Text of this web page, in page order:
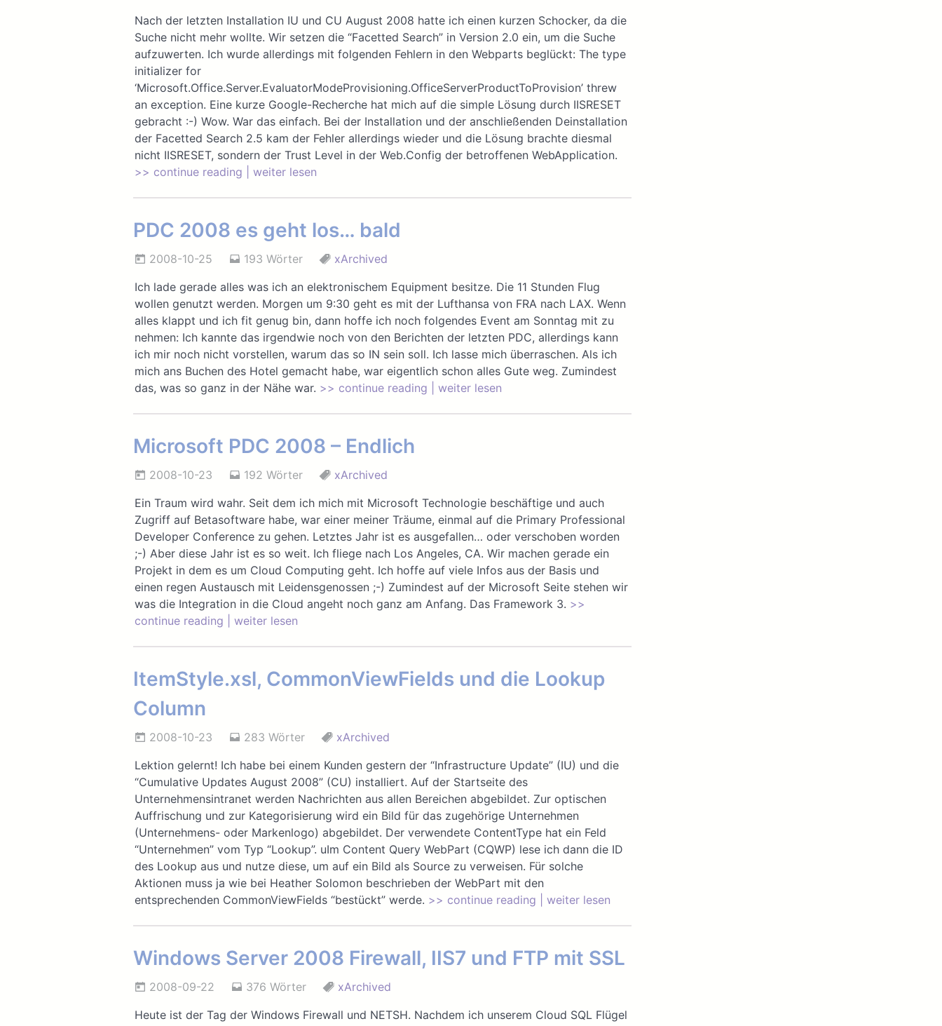
Nach der letzten Installation IU und CU August 2008 hatte ich einen kurzen Schocker, da die
Suche nicht mehr wollte. Wir setzen die “Facetted Search” in Version 2.0 ein, um die Suche
aufzuwerten. Ich wurde allerdings mit folgenden Fehlern in den Webparts beglückt: The type
initializer for
‘Microsoft.Office.Server.EvaluatorModeProvisioning.OfficeServerProductToProvision’ threw
an exception. Eine kurze Google-Recherche hat mich auf die simple Lösung durch IISRESET
gebracht :-) Wow. War das einfach. Bei der Installation und der anschließenden Deinstallation
der Facetted Search 2.5 kam der Fehler allerdings wieder und die Lösung brachte diesmal
nicht IISRESET, sondern der Trust Level in der Web.Config der betroffenen WebApplication.
>> continue reading | weiter lesen
PDC 2008 es geht los… bald
2008-10-25 193 Wörter
xArchived
Ich lade gerade alles was ich an elektronischem Equipment besitze. Die 11 Stunden Flug
wollen genutzt werden. Morgen um 9:30 geht es mit der Lufthansa von FRA nach LAX. Wenn
alles klappt und ich fit genug bin, dann hoffe ich noch folgendes Event am Sonntag mit zu
nehmen: Ich kannte das irgendwie noch von den Berichten der letzten PDC, allerdings kann
ich mir noch nicht vorstellen, warum das so IN sein soll. Ich lasse mich überraschen. Als ich
mich ans Buchen des Hotel gemacht habe, war eigentlich schon alles Gute weg. Zumindest
das, was so ganz in der Nähe war. >> continue reading | weiter lesen
Microsoft PDC 2008 – Endlich
2008-10-23 192 Wörter
xArchived
Ein Traum wird wahr. Seit dem ich mich mit Microsoft Technologie beschäftige und auch
Zugriff auf Betasoftware habe, war einer meiner Träume, einmal auf die Primary Professional
Developer Conference zu gehen. Letztes Jahr ist es ausgefallen… oder verschoben worden
;-) Aber diese Jahr ist es so weit. Ich fliege nach Los Angeles, CA. Wir machen gerade ein
Projekt in dem es um Cloud Computing geht. Ich hoffe auf viele Infos aus der Basis und
einen regen Austausch mit Leidensgenossen ;-) Zumindest auf der Microsoft Seite stehen wir
was die Integration in die Cloud angeht noch ganz am Anfang. Das Framework 3. >>
continue reading | weiter lesen
ItemStyle.xsl, CommonViewFields und die Lookup
Column
2008-10-23 283 Wörter
xArchived
Lektion gelernt! Ich habe bei einem Kunden gestern der “Infrastructure Update” (IU) und die
“Cumulative Updates August 2008” (CU) installiert. Auf der Startseite des
Unternehmensintranet werden Nachrichten aus allen Bereichen abgebildet. Zur optischen
Auffrischung und zur Kategorisierung wird ein Bild für das zugehörige Unternehmen
(Unternehmens- oder Markenlogo) abgebildet. Der verwendete ContentType hat ein Feld
“Unternehmen” vom Typ “Lookup”. uIm Content Query WebPart (CQWP) lese ich dann die ID
des Lookup aus und nutze diese, um auf ein Bild als Source zu verweisen. Für solche
Aktionen muss ja wie bei Heather Solomon beschrieben der WebPart mit den
entsprechenden CommonViewFields “bestückt” werde. >> continue reading | weiter lesen
Windows Server 2008 Firewall, IIS7 und FTP mit SSL
2008-09-22 376 Wörter
xArchived
Heute ist der Tag der Windows Firewall und NETSH. Nachdem ich unserem Cloud SQL Flügel